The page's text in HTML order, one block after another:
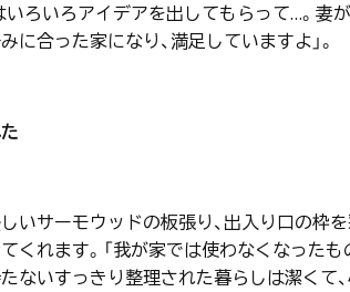
いろいろアイデアを出してもらって…。妻
合った家になり、満足していますよ」。
いサーモウッドの板張り、出入り口の枠
くれます。「我が家では使わなくなった
ないすっきり整理された暮らしは潔くて